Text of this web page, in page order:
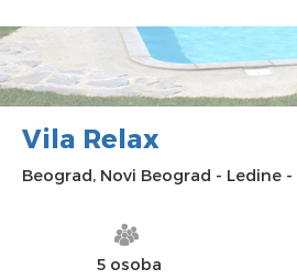
Vila Relax
Beograd, Novi Beograd - Ledine -
5 osoba